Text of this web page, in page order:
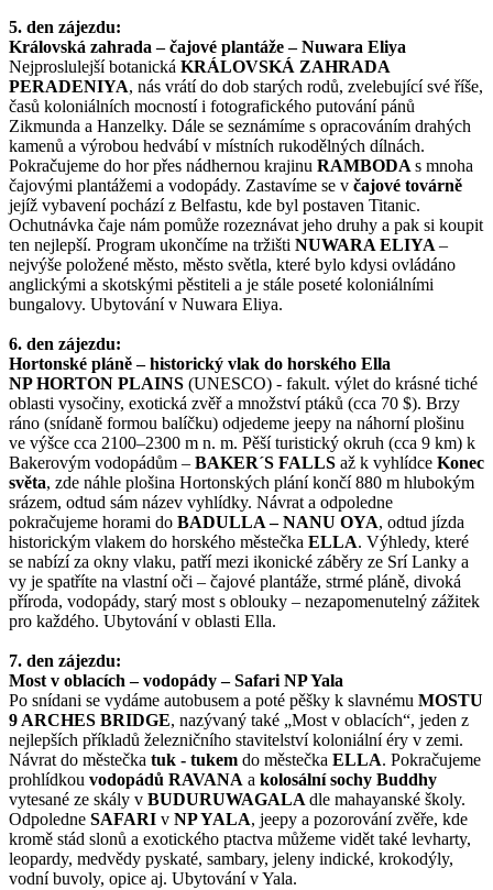
5. den zájezdu:
Královská zahrada – čajové plantáže – Nuwara Eliya
Nejproslulejší botanická KRÁLOVSKÁ ZAHRADA
PERADENIYA, nás vrátí do dob starých rodů, zvelebující své říše,
časů koloniálních mocností i fotografického putování pánů
Zikmunda a Hanzelky. Dále se seznámíme s opracováním drahých
kamenů a výrobou hedvábí v místních rukodělných dílnách.
Pokračujeme do hor přes nádhernou krajinu RAMBODAs mnoha
čajovými plantážemi a vodopády. Zastavíme se v čajové továrně
jejíž vybavení pochází z Belfastu, kde byl postaven Titanic.
Ochutnávka čaje nám pomůže rozeznávat jeho druhy a pak si koupit
ten nejlepší. Program ukončíme na tržišti NUWARA ELIYA–
nejvýše položené město, město světla, které bylo kdysi ovládáno
anglickými a skotskými pěstiteli a je stále poseté koloniálními
bungalovy. Ubytování v Nuwara Eliya.
6. den zájezdu:
Hortonské pláně – historický vlak do horského Ella
NP HORTON PLAINS (UNESCO) - fakult. výlet do krásné tiché
oblasti vysočiny, exotická zvěř a množství ptáků (cca 70 $). Brzy
ráno (snídaně formou balíčku) odjedeme jeepy na náhorní plošinu
ve výšce cca 2100–2300 m n. m. Pěší turistický okruh (cca 9 km) k
Bakerovým vodopádům – BAKER´S FALLS až k vyhlídce Konec
světa, zde náhle plošina Hortonských plání končí 880 m hlubokým
srázem, odtud sám název vyhlídky. Návrat a odpoledne
pokračujeme horami do BADULLA – NANU OYA, odtud jízda
historickým vlakem do horského městečka ELLA. Výhledy, které
se nabízí za okny vlaku, patří mezi ikonické záběry ze Srí Lanky a
vy je spatříte na vlastní oči – čajové plantáže, strmé pláně, divoká
příroda, vodopády, starý most s oblouky – nezapomenutelný zážitek
pro každého. Ubytování v oblasti Ella.
7. den zájezdu:
Most v oblacích – vodopády – Safari NP Yala
Po snídani se vydáme autobusem a poté pěšky k slavnému MOSTU
9 ARCHES BRIDGE, nazývaný také „Most v oblacích“, jeden z
nejlepších příkladů železničního stavitelství koloniální éry v zemi.
Návrat do městečka tuk - tukem do městečka ELLA. Pokračujeme
prohlídkou vodopádů RAVANA a kolosální sochy Buddhy
vytesané ze skály v BUDURUWAGALAdle mahayanské školy.
Odpoledne SAFARI v NP YALA, jeepy a pozorování zvěře, kde
kromě stád slonů a exotického ptactva můžeme vidět také levharty,
leopardy, medvědy pyskaté, sambary, jeleny indické, krokodýly,
vodní buvoly, opice aj. Ubytování v Yala.